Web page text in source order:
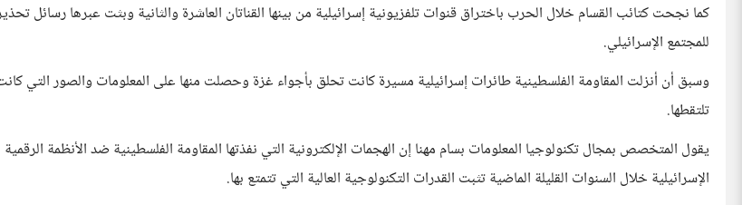
كما نجحت كتائب القسام خلال الحرب باختراق قنوات تلفزيونية إسرائيلية من بينها القناتان العاشرة والثانية وبثت عبرها رسائل
للمجتمع الإسرائيلي.
وسبق أن أنزلت المقاومة الفلسطينية طائرات إسرائيلية مسيرة كانت تحلق بأجواء غزة وحصلت منها على المعلومات والصور التي
تلتقطها.
يقول المتخصص بمجال تكنولوجيا المعلومات بسام مهنا إن الهجمات الإلكترونية التي نفذتها المقاومة الفلسطينية ضد الأنظمة الرقمية
الإسرائيلية خلال السنوات القليلة الماضية تثبت القدرات التكنولوجية العالية التي تتمتع بها.